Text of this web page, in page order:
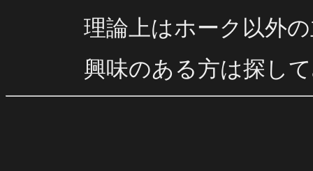
理論上はホーク以外
興味のある方は探し